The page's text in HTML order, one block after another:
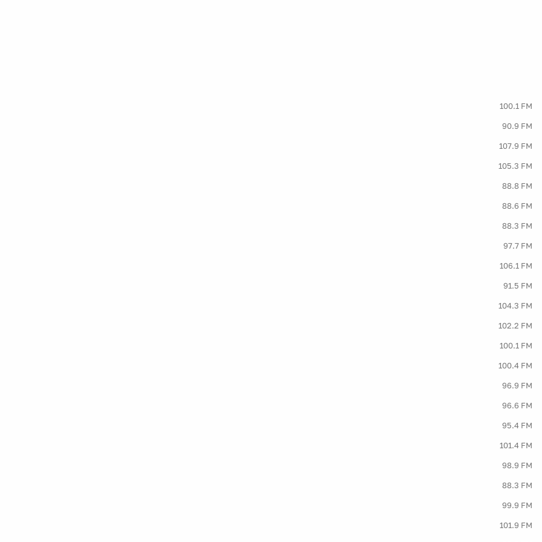
100.1 FM
90.9 FM
107.9 FM
105.3 FM
88.8 FM
88.6 FM
88.3 FM
97.7 FM
106.1 FM
91.5 FM
104.3 FM
102.2 FM
100.1 FM
100.4 FM
96.9 FM
96.6 FM
95.4 FM
101.4 FM
98.9 FM
88.3 FM
99.9 FM
101.9 FM